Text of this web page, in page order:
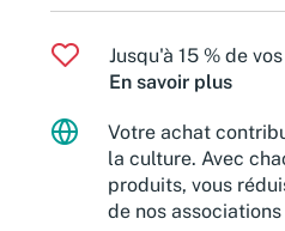
Jusqu'à 15 % de
En savoir plus
Votre achat
la culture. Avec
produits, vous
de nos